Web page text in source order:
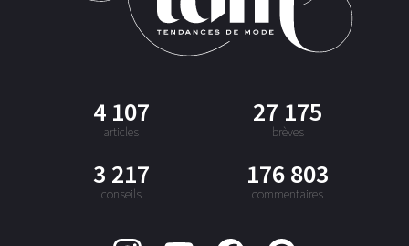
4 107
articles
27 175
brèves
3 217
conseils
176 803
commentaires